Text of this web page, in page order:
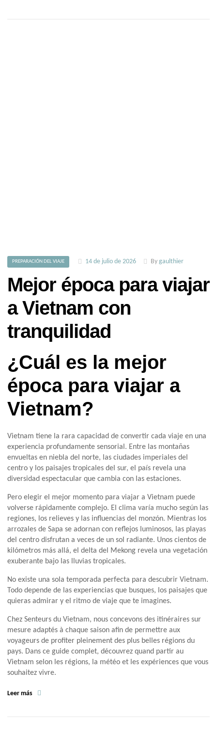
PREPARACIÓN DEL VIAJE 14 de julio de 2026 By gaulthier
Mejor época para viajar
a Vietnam con
tranquilidad
¿Cuál es la mejor
época para viajar a
Vietnam?
Vietnam tiene la rara capacidad de convertir cada viaje en una
experiencia profundamente sensorial. Entre las montañas
envueltas en niebla del norte, las ciudades imperiales del
centro y los paisajes tropicales del sur, el país revela una
diversidad espectacular que cambia con las estaciones.
Pero elegir el mejor momento para viajar a Vietnam puede
volverse rápidamente complejo. El clima varía mucho según las
regiones, los relieves y las influencias del monzón. Mientras los
arrozales de Sapa se adornan con reflejos luminosos, las playas
del centro disfrutan a veces de un sol radiante. Unos cientos de
kilómetros más allá, el delta del Mekong revela una vegetación
exuberante bajo las lluvias tropicales.
No existe una sola temporada perfecta para descubrir Vietnam.
Todo depende de las experiencias que busques, los paisajes que
quieras admirar y el ritmo de viaje que te imagines.
Chez Senteurs du Vietnam, nous concevons des itinéraires sur
mesure adaptés à chaque saison afin de permettre aux
voyageurs de profiter pleinement des plus belles régions du
pays. Dans ce guide complet, découvrez quand partir au
Vietnam selon les régions, la météo et les expériences que vous
souhaitez vivre.
Leer más